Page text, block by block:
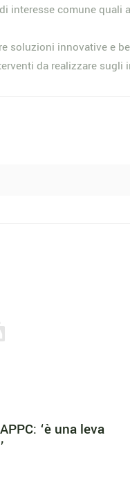
interesse comune
soluzioni innovative e
da realizzare sugli
‘è una leva